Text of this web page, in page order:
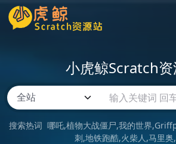
小虎鲸Scratch
搜索热词 哪吒 植物大战僵尸 我的世界
刺 地铁跑酷 火柴人 马里奥